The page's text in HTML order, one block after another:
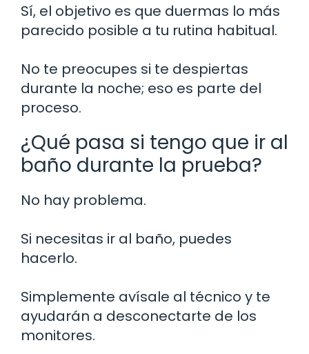
Sí, el objetivo es que duermas lo más
parecido posible a tu rutina habitual.
No te preocupes si te despiertas
durante la noche; eso es parte del
proceso.
¿Qué pasa si tengo que ir al
baño durante la prueba?
No hay problema.
Si necesitas ir al baño, puedes
hacerlo.
Simplemente avísale al técnico y te
ayudarán a desconectarte de los
monitores.